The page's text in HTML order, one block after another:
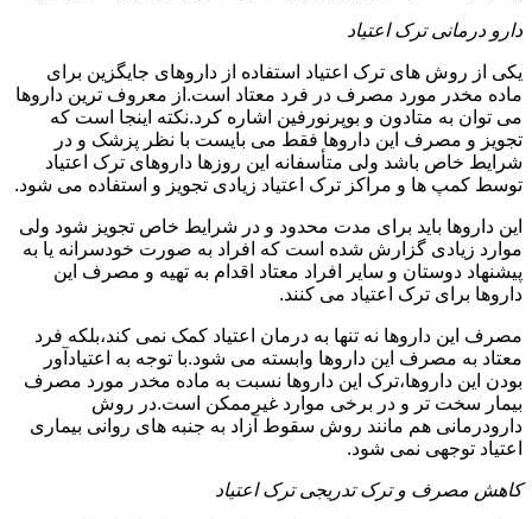
دارو درمانی ترک اعتیاد
یکی از روش های ترک اعتیاد استفاده از داروهای جایگزین برای
ماده مخدر مورد مصرف در فرد معتاد است.از معروف ترین داروها
می توان به متادون و بوپرنورفین اشاره کرد.نکته اینجا است که
تجویز و مصرف این داروها فقط می بایست با نظر پزشک و در
شرایط خاص باشد ولی متأسفانه این روزها داروهای ترک اعتیاد
توسط کمپ ها و مراکز ترک اعتیاد زیادی تجویز و استفاده می شود.
این داروها باید برای مدت محدود و در شرایط خاص تجویز شود ولی
موارد زیادی گزارش شده است که افراد به صورت خودسرانه یا به
پیشنهاد دوستان و سایر افراد معتاد اقدام به تهیه و مصرف این
داروها برای ترک اعتیاد می کنند.
مصرف این داروها نه تنها به درمان اعتیاد کمک نمی کند،بلکه فرد
معتاد به مصرف این داروها وابسته می شود.با توجه به اعتیادآور
بودن این داروها،ترک این داروها نسبت به ماده مخدر مورد مصرف
بیمار سخت تر و در برخی موارد غیرممکن است.در روش
دارودرمانی هم مانند روش سقوط آزاد به جنبه های روانی بیماری
اعتیاد توجهی نمی شود.
کاهش مصرف و ترک تدریجی ترک اعتیاد